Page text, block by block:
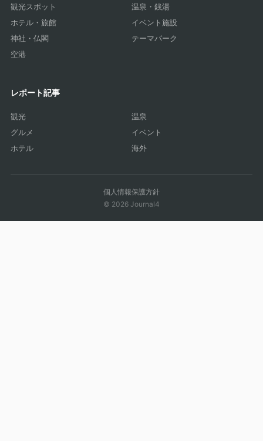
観光スポット
温泉・銭湯
ホテル・旅館
イベント施設
神社・仏閣
テーマパーク
空港
レポート記事
観光
温泉
グルメ
イベント
ホテル
海外
個人情報保護方針
© 2026 Journal4